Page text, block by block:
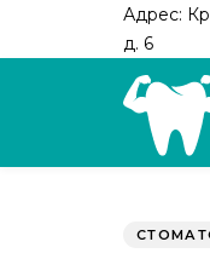
Адрес:
д. 6